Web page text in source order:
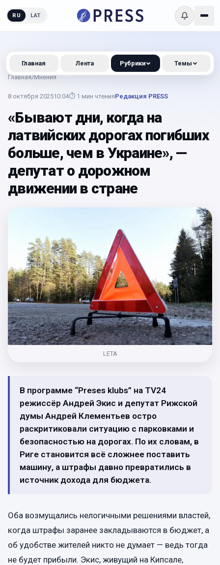
RU LAT
Главная/Мнения
8 октября 202510:04⏱ 1 мин чтенияРедакция PRESS
«Бывают дни, когда на
латвийских дорогах погибших
больше, чем в Украине», —
депутат о дорожном
движении в стране
LETA
В программе “Preses klubs” на TV24
режиссёр Андрей Экис и депутат Рижской
думы Андрей Клементьев остро
раскритиковали ситуацию с парковками и
безопасностью на дорогах. По их словам, в
Риге становится всё сложнее поставить
машину, а штрафы давно превратились в
источник дохода для бюджета.
Оба возмущались нелогичными решениями властей,
когда штрафы заранее закладываются в бюджет, а
об удобстве жителей никто не думает — ведь тогда
не будет прибыли. Экис, живущий на Кипсале,
Главная Лента Рубрики Темы